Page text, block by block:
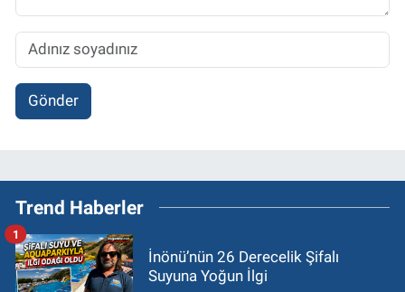
Gönder
Trend Haberler
İnönü’nün 26 Derecelik Şifalı
Suyuna Yoğun İlgi
1